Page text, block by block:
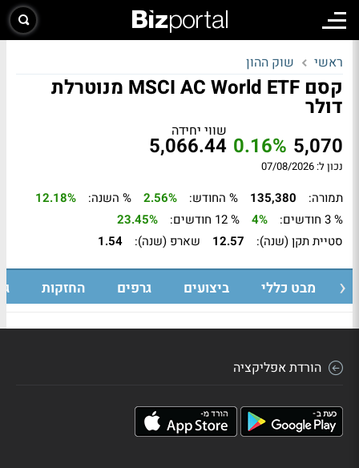
ראשי שוק ההון
קסם MSCI AC World ETF מנוטרלת
דולר
5,070
0.16%
שווי יחידה
5,066.44
נכון ל: 07/08/2026
תמורה: 135,380 % החודש: 2.56% % השנה:
12.18%
% 3 חודשים:
4% % 12 חודשים:
23.45%
סטיית תקן (שנה):
12.57 שארפ (שנה): 1.54
מבט כללי ביצועים גרפים החזקות
הורדת אפליקציה